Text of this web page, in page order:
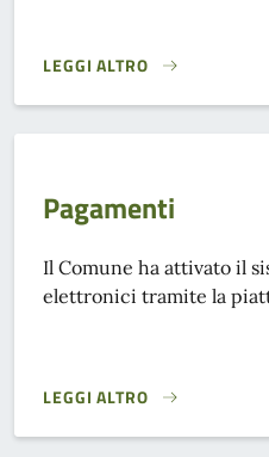
LEGGI ALTRO
CALCOLO IMPOSTE LOCALI}
Pagamenti
Il Comune ha attivato il
elettronici tramite la
LEGGI ALTRO
PAGAMENTI}